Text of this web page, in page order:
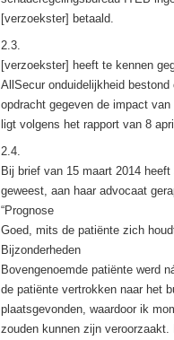
[verzoekster] betaald.
2.3.
[verzoekster] heeft te kennen
AllSecur onduidelijkheid
opdracht gegeven de impact
ligt volgens het rapport van 8
2.4.
Bij brief van 15 maart 2014
geweest, aan haar advocaat
“Prognose
Goed, mits de patiënte zich
Bijzonderheden
Bovengenoemde patiënte werd
de patiënte vertrokken naar het
plaatsgevonden, waardoor ik
zouden kunnen zijn